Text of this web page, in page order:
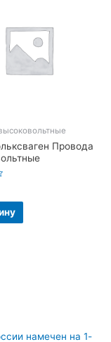
намечен на 1-
Провода